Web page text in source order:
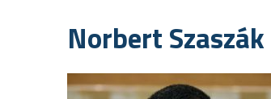
Norbert